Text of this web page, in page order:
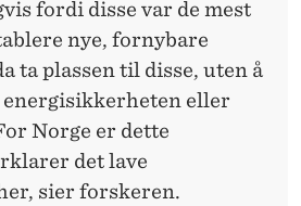
fordi disse var de mest
nye, fornybare
ta plassen til disse, uten å
energisikkerheten eller
Norge er dette
det lave
sier forskeren.